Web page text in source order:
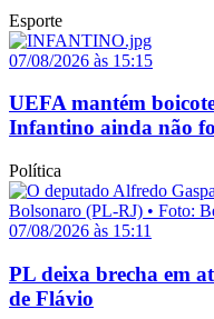
Esporte
07/08/2026 às 15:15
UEFA mantém
Infantino ainda não
Política
07/08/2026 às 15:11
PL deixa brecha em
de Flávio